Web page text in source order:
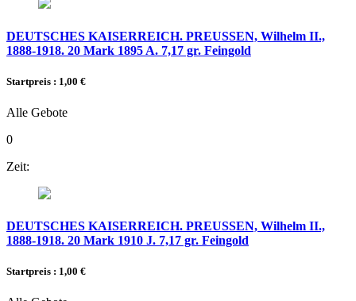
DEUTSCHES KAISERREICH. PREUSSEN, Wilhelm II.,
1888-1918. 20 Mark 1895 A. 7,17 gr. Feingold
Startpreis : 1,00 €
Alle Gebote
0
Zeit:
DEUTSCHES KAISERREICH. PREUSSEN, Wilhelm II.,
1888-1918. 20 Mark 1910 J. 7,17 gr. Feingold
Startpreis : 1,00 €